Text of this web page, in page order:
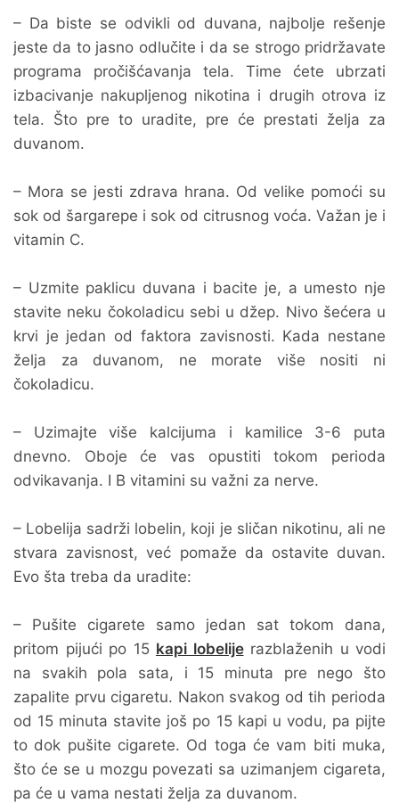
– Da biste se odvikli od duvana, najbolje rešenje
jeste da to jasno odlučite i da se strogo pridržavate
programa pročišćavanja tela. Time ćete ubrzati
izbacivanje nakupljenog nikotina i drugih otrova iz
tela. Što pre to uradite, pre će prestati želja za
duvanom.
– Mora se jesti zdrava hrana. Od velike pomoći su
sok od šargarepe i sok od citrusnog voća. Važan je i
vitamin C.
– Uzmite paklicu duvana i bacite je, a umesto nje
stavite neku čokoladicu sebi u džep. Nivo šećera u
krvi je jedan od faktora zavisnosti. Kada nestane
želja za duvanom, ne morate više nositi ni
čokoladicu.
– Uzimajte više kalcijuma i kamilice 3-6 puta
dnevno. Oboje će vas opustiti tokom perioda
odvikavanja. I B vitamini su važni za nerve.
– Lobelija sadrži lobelin, koji je sličan nikotinu, ali ne
stvara zavisnost, već pomaže da ostavite duvan.
Evo šta treba da uradite:
– Pušite cigarete samo jedan sat tokom dana,
pritom pijući po 15 kapi lobelijerazblaženih u vodi
na svakih pola sata, i 15 minuta pre nego što
zapalite prvu cigaretu. Nakon svakog od tih perioda
od 15 minuta stavite još po 15 kapi u vodu, pa pijte
to dok pušite cigarete. Od toga će vam biti muka,
što će se u mozgu povezati sa uzimanjem cigareta,
pa će u vama nestati želja za duvanom.